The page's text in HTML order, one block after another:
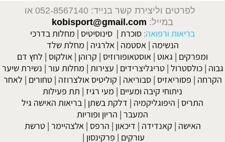
052-8567140
או
סינוסיטיס|מחלות בדרכי
|מחלת שלד
|קרוהן|אולקוס|לחץ דם
| עצירות|מחלות עור|נשירת שיער
|קוליטיס אולצרוזה |טחורים |לאחר
| מעי רגיז |תת פעילות
דלקת בשתן | בריאות האישה גיל
הרפס| אלצהיימר|טרשת